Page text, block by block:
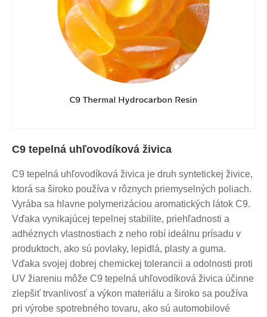
C9 tepelná uhľovodíková živica
C9 tepelná uhľovodíková živica je druh syntetickej živice,
ktorá sa široko používa v rôznych priemyselných poliach.
Vyrába sa hlavne polymerizáciou aromatických látok C9.
Vďaka vynikajúcej tepelnej stabilite, priehľadnosti a
adhéznych vlastnostiach z neho robí ideálnu prísadu v
produktoch, ako sú povlaky, lepidlá, plasty a guma.
Vďaka svojej dobrej chemickej tolerancii a odolnosti proti
UV žiareniu môže C9 tepelná uhľovodíková živica účinne
zlepšiť trvanlivosť a výkon materiálu a široko sa používa
pri výrobe spotrebného tovaru, ako sú automobilové